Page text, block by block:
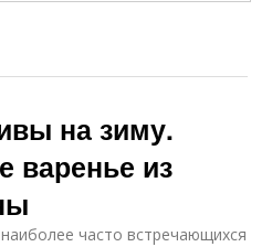
на зиму.
варенье из
часто встречающихся